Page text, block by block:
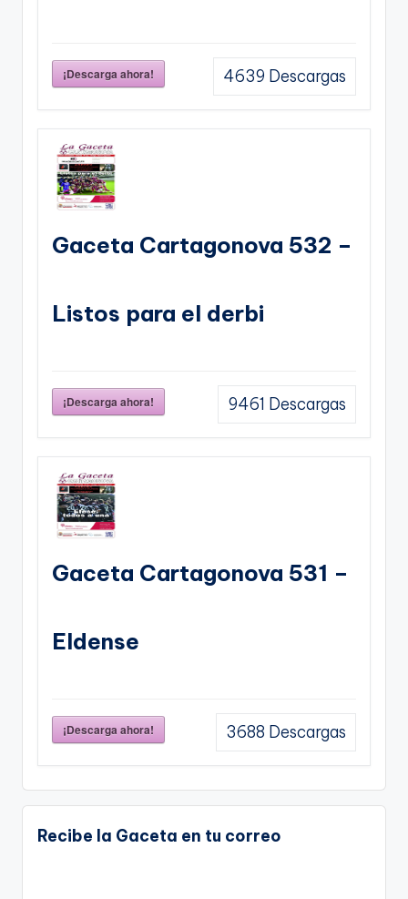
¡Descarga ahora! 4639 Descargas
Gaceta Cartagonova 532 –
Listos para el derbi
¡Descarga ahora! 9461 Descargas
Gaceta Cartagonova 531 –
Eldense
¡Descarga ahora! 3688 Descargas
Recibe la Gaceta en tu correo